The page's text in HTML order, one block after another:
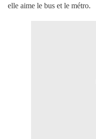
elle aime le bus et le métro.